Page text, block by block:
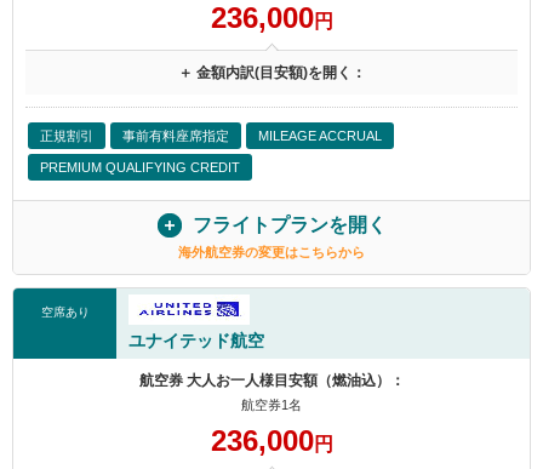
236,000円
＋ 金額内訳(目安額)を開く：
正規割引 事前有料座席指定 MILEAGE ACCRUAL
PREMIUM QUALIFYING CREDIT
フライトプランを開く
海外航空券の変更はこちらから
空席あり
ユナイテッド航空
航空券 大人お一人様目安額（燃油込）：
航空券1名
236,000円